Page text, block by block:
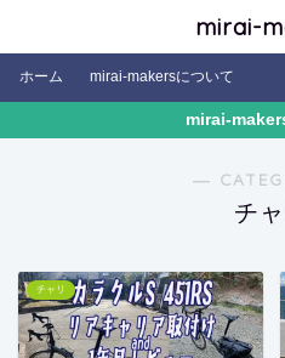
mirai-
ホーム mirai-makersについて
mirai-
―
チ
チャリ